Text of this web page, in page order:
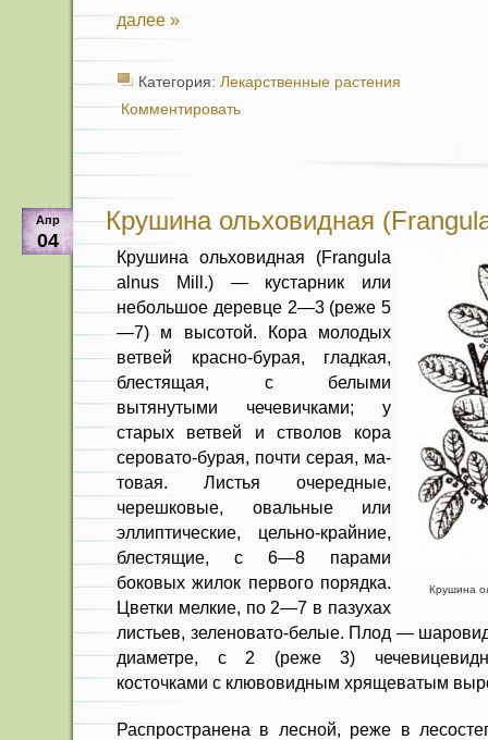
далее »
Категория: Лекарственные растения
Комментировать
Апр
04
Крушина ольховидная
Крушина
Крушина ольховидная (Frangula
alnus Mill.) — кустарник или
небольшое деревце 2—3 (реже 5
—7) м высотой. Кора молодых
ветвей красно-бурая, гладкая,
блестящая, с белыми
вытянутыми че­чевичками; у
старых ветвей и стволов кора
серовато-бурая, почти серая, ма­
товая. Листья очередные,
черешковые, овальные или
эллиптические, цельно-крайние,
блестящие, с 6—8 парами
боковых жилок первого порядка.
Цвет­ки мелкие, по 2—7 в пазухах
листьев, зеленовато-белые. Плод —
диаметре, с 2 (ре­же 3)
косточками с клювовидным хря­щеватым
Распространена в лесной, реже в